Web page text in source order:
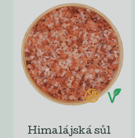
Himalájská sůl